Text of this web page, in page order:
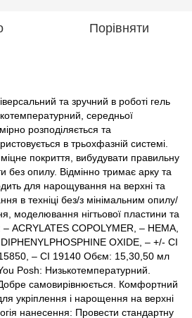
Порівняти
та зручний в роботі гель
середньої
розподіляється та
в трьохфазній системі.
покриття, вибудувати правильну
без опилу. Відмінно тримає арку та
для нарощування на верхні та
в техніці без/з мінімальним опилу/
моделювання нігтьової пластини та
– ACRYLATES COPOLYMER, – HEMA,
OXIDE, – +/- CI
– CI 19140 Обєм: 15,30,50 мл
Posh: Низькотемпературний.
самовирівнюється. Комфортний
укріплення і нарощення на верхні
нанесення: Провести стандартну